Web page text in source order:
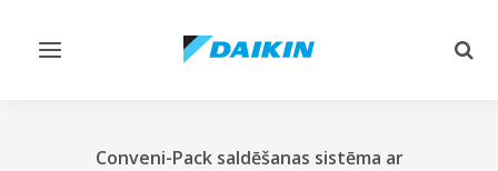
Pārslēgt
Conveni-Pack saldēšanas sistēma ar